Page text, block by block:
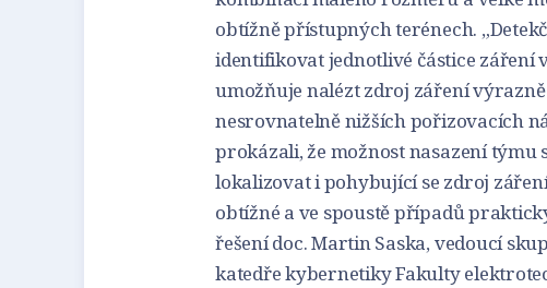
obtížně přístupných terénech.
identifikovat jednotlivé částice záření
umožňuje nalézt zdroj záření
nesrovnatelně nižších pořizovacích
prokázali, že možnost nasazení
lokalizovat i pohybující se zdroj
obtížné a ve spoustě případů
řešení doc. Martin Saska, vedoucí
katedře kybernetiky Fakulty